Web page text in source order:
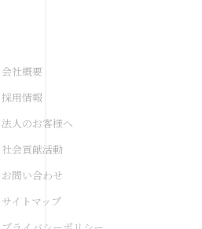
会社概要
採用情報
法人のお客様へ
社会貢献活動
お問い合わせ
サイトマップ